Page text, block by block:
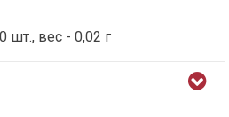
шт., вес - 0,02 г